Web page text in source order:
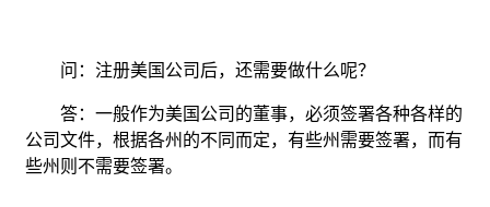
问：注册美国公司后，还需要做什么呢？
答：一般作为美国公司的董事，必须签署各种各样的
公司文件，根据各州的不同而定，有些州需要签署，而有
些州则不需要签署。